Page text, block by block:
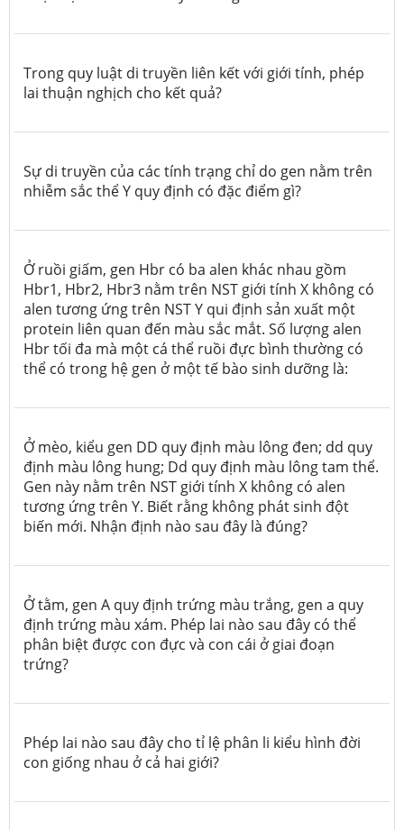
Trong quy luật di truyền liên kết với giới tính, phép
lai thuận nghịch cho kết quả?
Sự di truyền của các tính trạng chỉ do gen nằm trên
nhiễm sắc thể Y quy định có đặc điểm gì?
Ở ruồi giấm, gen Hbr có ba alen khác nhau gồm
Hbr1, Hbr2, Hbr3 nằm trên NST giới tính X không có
alen tương ứng trên NST Y qui định sản xuất một
protein liên quan đến màu sắc mắt. Số lượng alen
Hbr tối đa mà một cá thể ruồi đực bình thường có
thể có trong hệ gen ở một tế bào sinh dưỡng là:
Ở mèo, kiểu gen DD quy định màu lông đen; dd quy
định màu lông hung; Dd quy định màu lông tam thể.
Gen này nằm trên NST giới tính X không có alen
tương ứng trên Y. Biết rằng không phát sinh đột
biến mới. Nhận định nào sau đây là đúng?
Ở tằm, gen A quy định trứng màu trắng, gen a quy
định trứng màu xám. Phép lai nào sau đây có thể
phân biệt được con đực và con cái ở giai đoạn
trứng?
Phép lai nào sau đây cho tỉ lệ phân li kiểu hình đời
con giống nhau ở cả hai giới?